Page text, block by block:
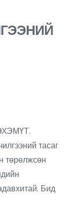
тасаг
төрөлжсөн
Бид